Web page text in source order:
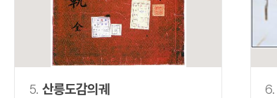
5. 산릉도감의궤 6.